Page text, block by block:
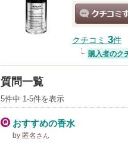
クチコミ 3件
購入者のク
質問一覧
5件中 1-5件を表示
おすすめの香水
by 匿名 さん